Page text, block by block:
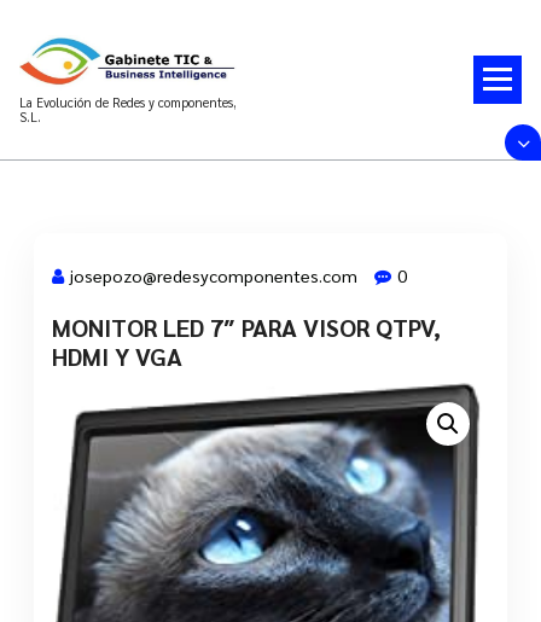
contenido
La Evolución de Redes y componentes,
S.L.
28 Mar, 2022
josepozo@redesycomponentes.com 0
MONITOR LED 7″ PARA VISOR QTPV,
HDMI Y VGA